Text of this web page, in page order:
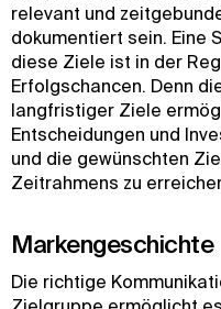
relevant und
dokumentiert sein. Eine
diese Ziele ist in der
Erfolgschancen. Denn
langfristiger Ziele
Entscheidungen und
und die gewünschten
Zeitrahmens zu
Markengeschichte
Die richtige